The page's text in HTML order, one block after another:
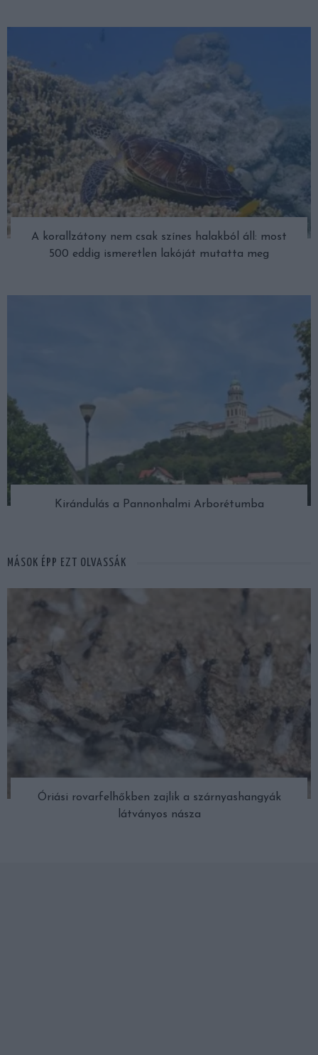
A korallzátony nem csak színes halakból áll: most
500 eddig ismeretlen lakóját mutatta meg
Kirándulás a Pannonhalmi Arborétumba
MÁSOK ÉPP EZT OLVASSÁK
Óriási rovarfelhőkben zajlik a szárnyashangyák
látványos násza